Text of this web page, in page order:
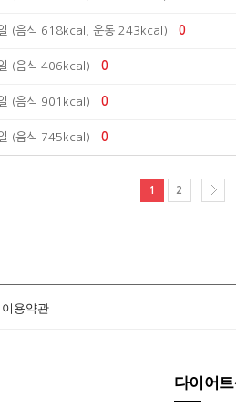
(음식 618kcal, 운동 243kcal) 0
(음식 406kcal) 0
(음식 901kcal) 0
(음식 745kcal) 0
1 2
이용약관
다이어